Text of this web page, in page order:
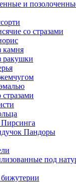
и
со стразами
камня
ракушки
Пандоры
под